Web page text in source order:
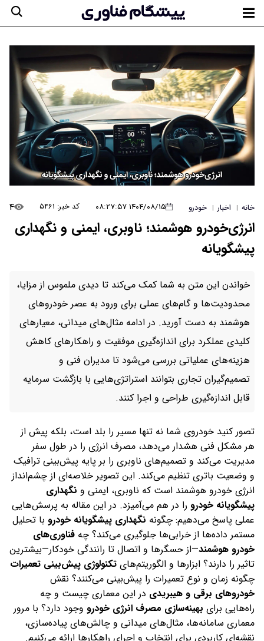
خانه | اخبار | خودرو ۱۴۰۴/۰۸/۱۵ ۰۸:۲۷:۵۷ کد خبر: ۵۴۶۱ ۴
انرژی‌خودرو هوشمند؛ ناوبری، ایمنی و نگهداری
پیشگویانه
خواندن این متن به شما کمک می‌کند تا دیدی ملموس از مزایا،
محدودیت‌ها و گام‌های عملی برای ورود به عصر خودروهای
هوشمند به دست آورید. در ادامه مثال‌های میدانی، معیارهای
کلیدی عملکرد برای اندازه‌گیری موفقیت و راهکارهای کاهش
هزینه‌های عملیاتی بررسی می‌شود تا مدیران فنی و
تصمیم‌گیران تجاری بتوانند استراتژی‌هایی با بازگشت سرمایه
قابل اندازه‌گیری طراحی و اجرا کنند.
تصور کنید خودروی شما نه تنها مسیر را بلد است، بلکه پیش از
هر مشکل فنی هشدار می‌دهد، مصرف انرژی را در طول سفر
مدیریت می‌کند و تصمیم‌های ناوبری را بر پایه پیش‌بینی ترافیک
و وضعیت باتری تنظیم می‌کند. این تصویر خلاصه‌ای از چشم‌انداز
انرژی خودرو هوشمند است که ناوبری، ایمنی و نگهداری
پیشگویانه خودرو را در هم می‌آمیزد. در این مقاله به پرسش‌هایی
عملی پاسخ می‌دهیم: چگونه نگهداری پیشگویانه خودرو با تحلیل
مستمر داده‌ها از خرابی‌ها جلوگیری می‌کند؟ چه فناوری‌های
خودرو هوشمند—از حسگرها و اتصال تا رانندگی خودکار—بیشترین
تاثیر را دارند؟ ابزارها و الگوریتم‌های تکنولوژی پیش‌بینی تعمیرات
چگونه زمان و نوع تعمیرات را پیش‌بینی می‌کنند؟ نقش
خودروهای برقی و هیبریدی در این معماری چیست و چه
راه‌هایی برای بهینه‌سازی مصرف انرژی خودرو وجود دارد؟ با مرور
معماری سامانه‌ها، مثال‌های میدانی و چالش‌های پیاده‌سازی،
نقشه‌ای کاربردی برای انتخاب و اجرای راهکارها ارائه می‌کنیم.